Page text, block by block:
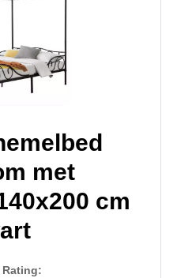
met
cm
Rating: